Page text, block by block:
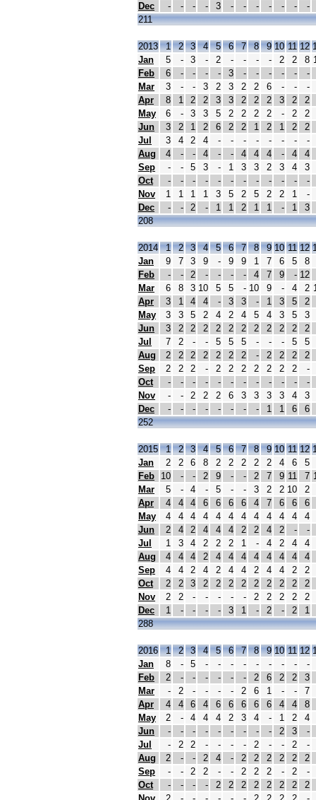
Dec
- - - - 3 - - - - - -
-
211
2013 1 2 3 4 5 6 7 8 9 10 11 12
Jan
5 - 3 - 2 - - - - 2 2 8
Feb
6 - - - - 3 - - - - -
-
Mar
3 - - 3 2 3 2 2 6 - -
-
Apr
8 1 2 2 3 3 2 2 2 3 2
2
May
6 - 3 3 5 2 2 2 2 - 2
2
Jun
3 2 1 2 6 2 2 1 2 1 2
2
Jul
3 4 2 4 - - - - - - -
-
Aug
4 - - 4 - - 4 4 4 - 4
4
Sep
- - 5 3 - 1 3 3 2 3 4
3
Oct
- - - - - - - - - - -
-
Nov
1 1 1 1 3 5 2 5 2 2 1
-
Dec
- - 2 - 1 1 2 1 1 - 1
3
208
2014 1 2 3 4 5 6 7 8 9 10 11 12
Jan
9 7 3 9 - 9 9 1 7 6 5
8
Feb
- - 2 - - - - 4 7 9 - 12
Mar
6 8 3 10 5 5 - 10 9 - 4 2
Apr
3 1 4 4 - 3 3 - 1 3 5
2
May
3 3 5 2 4 2 4 5 4 3 5
3
Jun
3 2 2 2 2 2 2 2 2 2 2
2
Jul
7 2 - - 5 5 5 - - - 5
5
Aug
2 2 2 2 2 2 2 - 2 2 2
2
Sep
2 2 2 - 2 2 2 2 2 2 2
-
Oct
- - - - - - - - - - -
-
Nov
- - 2 2 2 6 3 3 3 3 4
3
Dec
- - - - - - - - 1 1 6
6
252
2015 1 2 3 4 5 6 7 8 9 10 11 12
Jan
2 2 6 8 2 2 2 2 2 4 6
5
Feb
10 - - 2 9 - - 2 7 9 11 7
Mar
5 - 4 - 5 - - 3 2 2 10
2
Apr
4 4 4 6 6 6 6 4 7 6 6
6
May
4 4 4 4 4 4 4 4 4 4 4
4
Jun
2 4 2 4 4 4 2 2 4 2 -
-
Jul
1 3 4 2 2 2 1 - 4 2 4
4
Aug
4 4 4 2 4 4 4 4 4 4 4
4
Sep
4 4 2 4 2 4 4 2 4 4 2
2
Oct
2 2 3 2 2 2 2 2 2 2 2
2
Nov
2 2 - - - - - 2 2 2 2
2
Dec
1 - - - - 3 1 - 2 - 2
1
288
2016 1 2 3 4 5 6 7 8 9 10 11 12
Jan
8 - 5 - - - - - - - -
-
Feb
2 - - - - - - 2 6 2 2
3
Mar
- 2 - - - - 2 6 1 - -
7
Apr
4 4 6 4 6 6 6 6 6 4 4
8
May
2 - 4 4 4 2 3 4 - 1 2
4
Jun
- - - - - - - - - 2 3
-
Jul
- 2 2 - - - - 2 - - 2
-
Aug
2 - - 2 4 - 2 2 2 2 2
2
Sep
- - 2 2 - - 2 2 2 - 2
-
Oct
- - - - 2 2 2 2 2 2 2
2